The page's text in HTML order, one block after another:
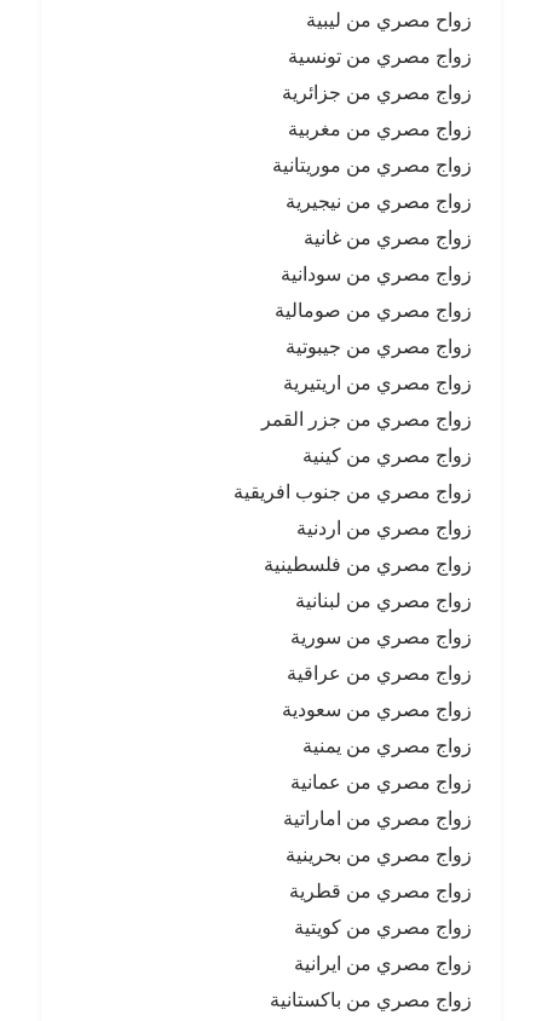
زواح مصري من ليبية
زواج مصري من تونسية
زواج مصري من جزائرية
زواج مصري من مغربية
زواج مصري من موريتانية
زواج مصري من نيجيرية
زواج مصري من غانية
زواج مصري من سودانية
زواج مصري من صومالية
زواج مصري من جيبوتية
زواج مصري من اريتيرية
زواج مصري من جزر القمر
زواج مصري من كينية
زواج مصري من جنوب افريقية
زواج مصري من اردنية
زواج مصري من فلسطينية
زواج مصري من لبنانية
زواج مصري من سورية
زواج مصري من عراقية
زواج مصري من سعودية
زواج مصري من يمنية
زواج مصري من عمانية
زواج مصري من اماراتية
زواج مصري من بحرينية
زواج مصري من قطرية
زواج مصري من كويتية
زواج مصري من ايرانية
زواج مصري من باكستانية